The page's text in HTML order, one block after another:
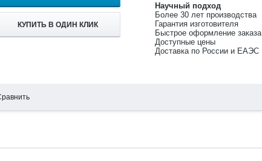
КУПИТЬ В ОДИН КЛИК
Научный подход
Более 30 лет производства
Гарантия изготовителя
Быстрое оформление заказа
Доступные цены
Доставка по России и ЕАЭС